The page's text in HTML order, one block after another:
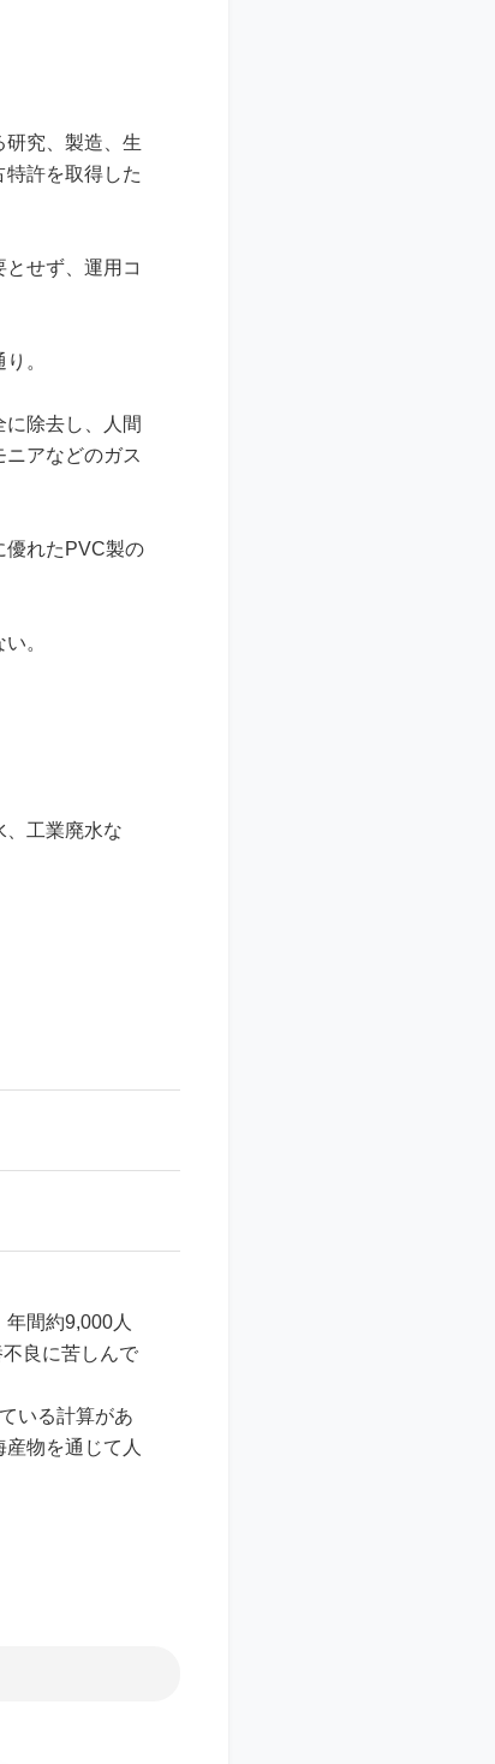
研究、製造、生
許を取得した
せず、運用コ
。
除去し、人間
アなどのガス
優れたPVC製の
。
、工業廃水な
間約9,000人
良に苦しんで
いる計算があ
物を通じて人